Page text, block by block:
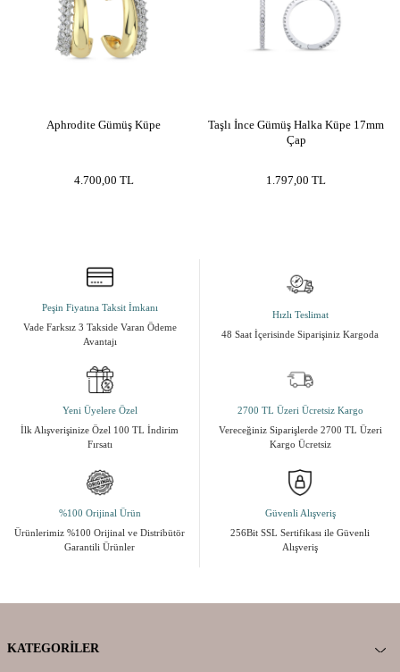
Aphrodite Gümüş Küpe
4.700,00 TL
Taşlı İnce Gümüş Halka Küpe 17mm
Çap
1.797,00 TL
Peşin Fiyatına Taksit İmkanı
Vade Farksız 3 Takside Varan Ödeme
Avantajı
Hızlı Teslimat
48 Saat İçerisinde Siparişiniz Kargoda
Yeni Üyelere Özel
İlk Alışverişinize Özel 100 TL İndirim
Fırsatı
2700 TL Üzeri Ücretsiz Kargo
Vereceğiniz Siparişlerde 2700 TL Üzeri
Kargo Ücretsiz
%100 Orijinal Ürün
Ürünlerimiz %100 Orijinal ve Distribütör
Garantili Ürünler
Güvenli Alışveriş
256Bit SSL Sertifikası ile Güvenli
Alışveriş
KATEGORILER